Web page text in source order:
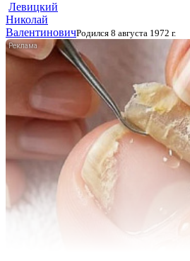
Левицкий
Николай
ВалентиновичРодился 8 августа 1972 г.